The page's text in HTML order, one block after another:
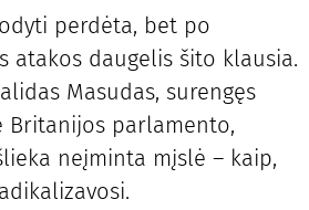
perdėta, bet po
atakos daugelis šito klausia.
Masudas, surengęs
Britanijos parlamento,
neįminta mįslė – kaip,